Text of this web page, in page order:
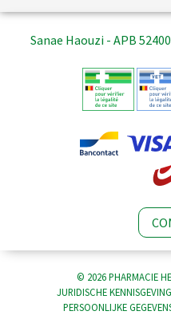
Sanae Haouzi - APB
© 2026 PHARMACIE
JURIDISCHE KENNISGEVING
PERSOONLIJKE